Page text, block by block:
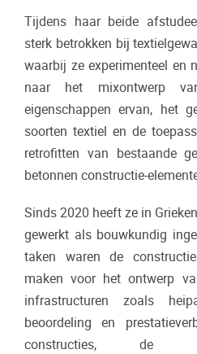
Tijdens haar beide
sterk betrokken bij
waarbij ze experimenteel en
naar het mixontwerp
eigenschappen ervan, het
soorten textiel en de
retrofitten van bestaande
betonnen constructie-
Sinds 2020 heeft ze in
gewerkt als bouwkundig
taken waren de
maken voor het ontwerp
infrastructuren zoals
beoordeling en
constructies, de